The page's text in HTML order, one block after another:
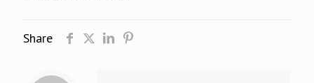
Share